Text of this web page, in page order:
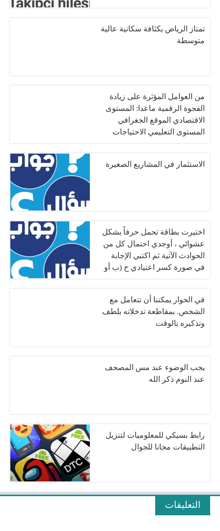
تمتاز الرياض بكثافة سكانية عالية
متوسطة
من العوامل المؤثرة على زيادة
الفجوة الرقمية ماعدا: المستوى
الاقتصادي الموقع الجغرافي
المستوى التعليمي الاحتياجات
المادية
الاستثمار في المشاريع الصغيرة
اختيرت بطاقة تحمل حرفاً بشكل
عشوائي ، أوجدي احتمال كل من
الحوادث الآتية ثم اكتبي الإجابة
في صورة كسر اعتيادي ح (ب أو
ي)
في الحوار يمكننا أن تتعامل مع
الشخص. بمقاطعة تدخلاته بلطف
وتذكيره بالوقت
يجب الوضوء عند مس المصحف
عند النوم ذكر الله
رابط بسيكي للمعلوميات لتنزيل
التطبيقات مجانا للجوال
التعليقات